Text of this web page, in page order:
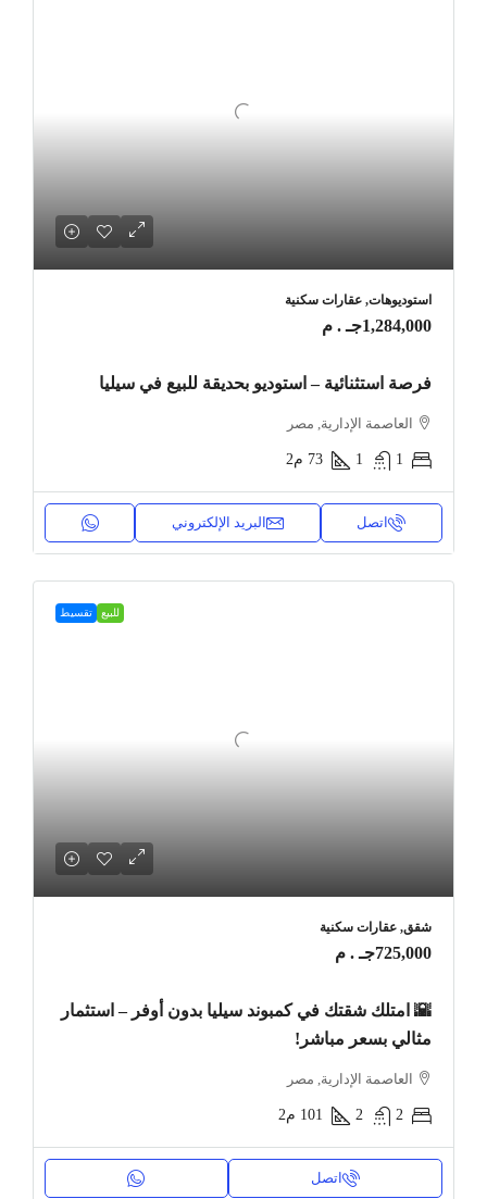
استوديوهات, عقارات سكنية
1,284,000جـ . م
فرصة استثنائية – استوديو بحديقة للبيع في سيليا
العاصمة الإدارية, مصر
1
1
73 م2
اتصل البريد الإلكتروني
للبيع تقسيط
شقق, عقارات سكنية
725,000جـ . م
🌇 امتلك شقتك في كمبوند سيليا بدون أوفر – استثمار
مثالي بسعر مباشر!
العاصمة الإدارية, مصر
2
2
101 م2
اتصل